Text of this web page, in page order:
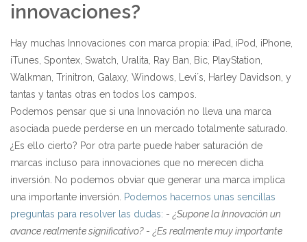
innovaciones?
Hay muchas Innovaciones con marca propia: iPad, iPod, iPhone,
iTunes, Spontex, Swatch, Uralita, Ray Ban, Bic, PlayStation,
Walkman, Trinitron, Galaxy, Windows, Levi´s, Harley Davidson, y
tantas y tantas otras en todos los campos.
Podemos pensar que si una Innovación no lleva una marca
asociada puede perderse en un mercado totalmente saturado.
¿Es ello cierto? Por otra parte puede haber saturación de
marcas incluso para innovaciones que no merecen dicha
inversión. No podemos obviar que generar una marca implica
una importante inversión. Podemos hacernos unas sencillas
preguntas para resolver las dudas: -¿Supone la Innovación un
avance realmente significativo?-¿Es realmente muy importante